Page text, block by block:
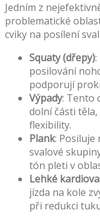
Jedním z
problematické
cviky na posílení
Squaty (dřepy)
posilování
podporují
Výpady: Tento
dolní části
flexibility.
Plank: Posiluje
svalové
tón pleti v
Lehké
jízda na kole
při redukci